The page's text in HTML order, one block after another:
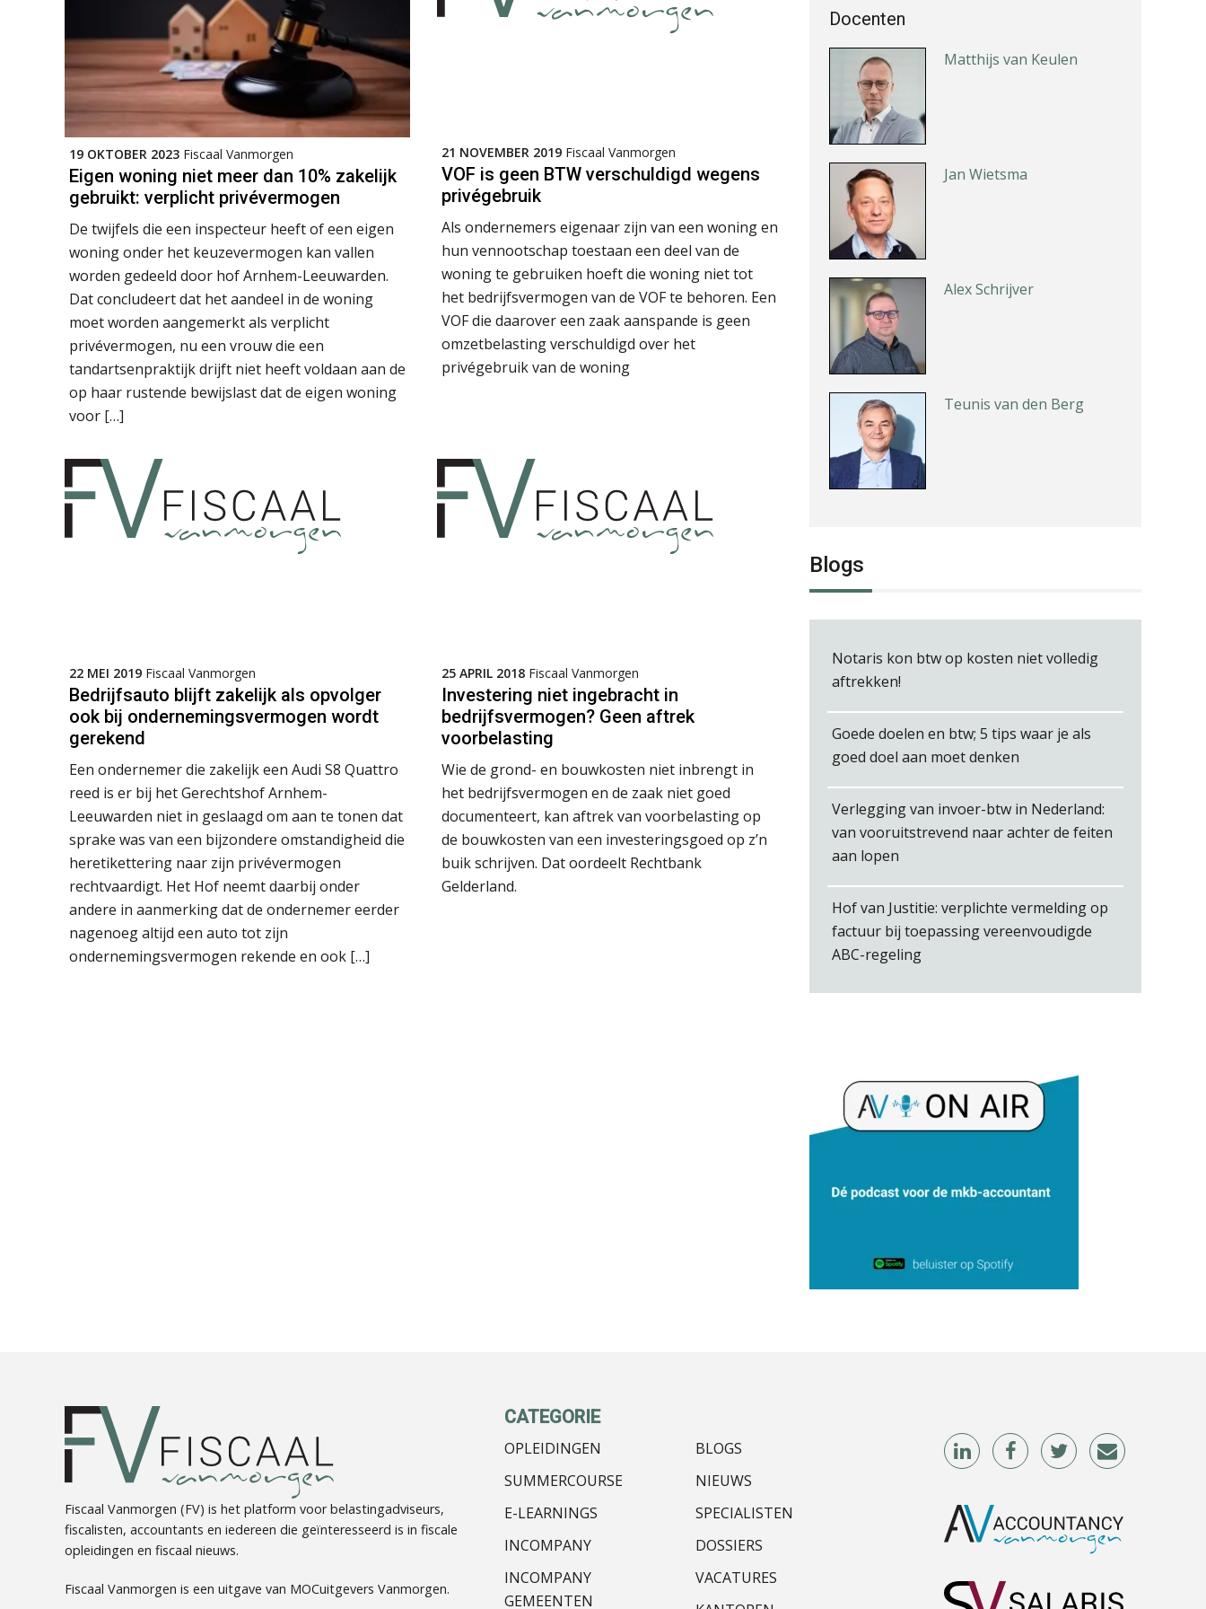
19 OKTOBER 2023 Fiscaal Vanmorgen
Eigen woning niet meer dan 10% zakelijk
gebruikt: verplicht privévermogen
De twijfels die een inspecteur heeft of een eigen
woning onder het keuzevermogen kan vallen
worden gedeeld door hof Arnhem-Leeuwarden.
Dat concludeert dat het aandeel in de woning
moet worden aangemerkt als verplicht
privévermogen, nu een vrouw die een
tandartsenpraktijk drijft niet heeft voldaan aan de
op haar rustende bewijslast dat de eigen woning
voor […]
21 NOVEMBER 2019 Fiscaal Vanmorgen
VOF is geen BTW verschuldigd wegens
privégebruik
Als ondernemers eigenaar zijn van een woning en
hun vennootschap toestaan een deel van de
woning te gebruiken hoeft die woning niet tot
het bedrijfsvermogen van de VOF te behoren. Een
VOF die daarover een zaak aanspande is geen
omzetbelasting verschuldigd over het
privégebruik van de woning
22 MEI 2019 Fiscaal Vanmorgen
Bedrijfsauto blijft zakelijk als opvolger
ook bij ondernemingsvermogen wordt
gerekend
Een ondernemer die zakelijk een Audi S8 Quattro
reed is er bij het Gerechtshof Arnhem-
Leeuwarden niet in geslaagd om aan te tonen dat
sprake was van een bijzondere omstandigheid die
heretikettering naar zijn privévermogen
rechtvaardigt. Het Hof neemt daarbij onder
andere in aanmerking dat de ondernemer eerder
nagenoeg altijd een auto tot zijn
ondernemingsvermogen rekende en ook […]
25 APRIL 2018 Fiscaal Vanmorgen
Investering niet ingebracht in
bedrijfsvermogen? Geen aftrek
voorbelasting
Wie de grond- en bouwkosten niet inbrengt in
het bedrijfsvermogen en de zaak niet goed
documenteert, kan aftrek van voorbelasting op
de bouwkosten van een investeringsgoed op z’n
buik schrijven. Dat oordeelt Rechtbank
Gelderland.
Docenten
Matthijs van Keulen
Jan Wietsma
Alex Schrijver
Teunis van den Berg
Jasper van den Bergen
Bram Lemmens
Audrey Brunings
Blogs
Notaris kon btw op kosten niet volledig
aftrekken!
Goede doelen en btw; 5 tips waar je als
goed doel aan moet denken
Verlegging van invoer-btw in Nederland:
van vooruitstrevend naar achter de feiten
aan lopen
Hof van Justitie: verplichte vermelding op
factuur bij toepassing vereenvoudigde
ABC-regeling
Fiscaal Vanmorgen (FV) is het platform voor belastingadviseurs,
fiscalisten, accountants en iedereen die geïnteresseerd is in fiscale
opleidingen en fiscaal nieuws.
Fiscaal Vanmorgen is een uitgave van MOCuitgevers Vanmorgen.
CATEGORIE
OPLEIDINGEN
SUMMERCOURSE
E-LEARNINGS
INCOMPANY
INCOMPANY
GEMEENTEN
BLOGS
NIEUWS
SPECIALISTEN
DOSSIERS
VACATURES